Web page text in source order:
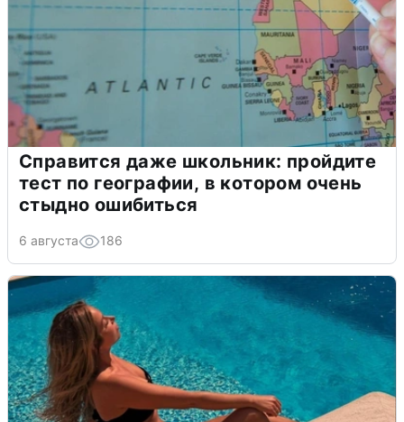
Справится даже школьник: пройдите
тест по географии, в котором очень
стыдно ошибиться
6 августа 186